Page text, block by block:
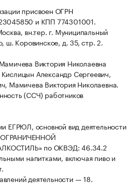
присвоен ОГРН
и КПП 774301001.
вн.тер. г. Муниципальный
ш. Коровинское, д. 35, стр. 2.
Виктория Николаевна
Александр Сергеевич,
Мамичева Виктория Николаевна.
(ССЧ) работников
ЕГРЮЛ, основной вид деятельности
по ОКВЭД: 46.34.2
напитками, включая пиво и
деятельности — 18.